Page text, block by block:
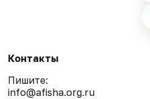
Контакты
Пишите:
info@afisha.org.ru